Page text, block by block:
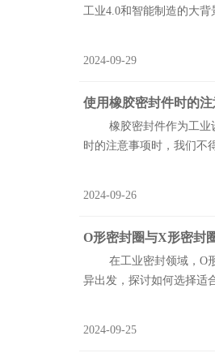
工业4.0和智能制造的大
2024-09-29
使用橡胶密封件时的
橡胶密封件作为工业设
时的注意事项时，我们不
2024-09-26
O形密封圈与X形密封
在工业密封领域，O形
异出发，探讨如何选择适
2024-09-25